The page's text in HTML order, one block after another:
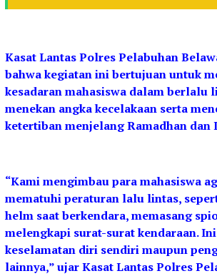
Kasat Lantas Polres Pelabuhan
bahwa kegiatan ini bertujuan untuk
kesadaran mahasiswa dalam berlalu
menekan angka kecelakaan serta
ketertiban menjelang Ramadhan dan
“Kami mengimbau para mahasiswa
mematuhi peraturan lalu lintas,
helm saat berkendara, memasang
melengkapi surat-surat kendaraan.
keselamatan diri sendiri maupun
lainnya,” ujar Kasat Lantas Polres